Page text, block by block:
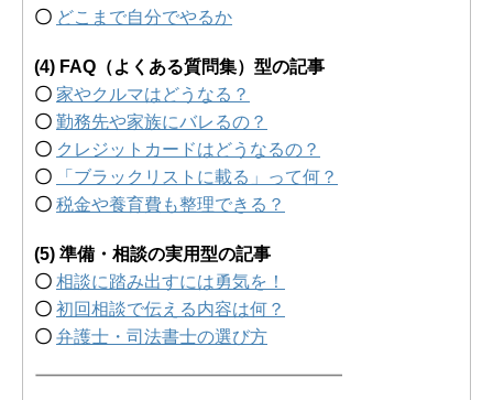
〇 どこまで自分でやるか
(4) FAQ（よくある質問集）型の記事
〇 家やクルマはどうなる？
〇 勤務先や家族にバレるの？
〇 クレジットカードはどうなるの？
〇
「ブラックリストに載る」って何？
〇 税金や養育費も整理できる？
(5) 準備・相談の実用型の記事
〇 相談に踏み出すには勇気を！
〇 初回相談で伝える内容は何？
〇 弁護士・司法書士の選び方